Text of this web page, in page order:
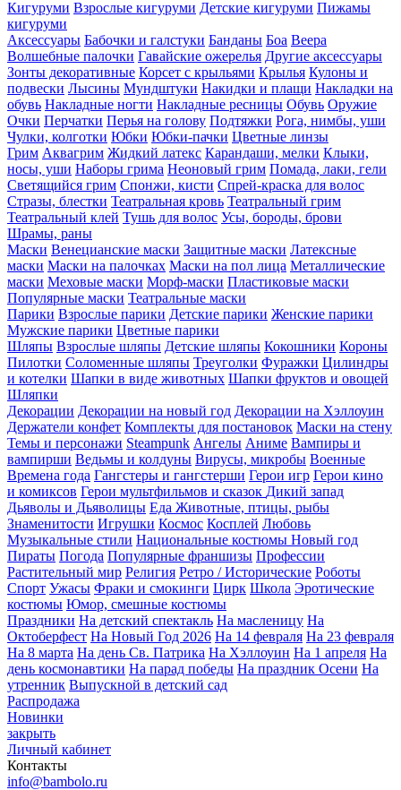
Кигуруми Взрослые кигуруми Детские кигуруми Пижамы
кигуруми
Аксессуары Бабочки и галстуки Банданы Боа Веера
Волшебные палочки Гавайские ожерелья Другие аксессуары
Зонты декоративные Корсет с крыльями Крылья Кулоны и
подвески Лысины Мундштуки Накидки и плащи Накладки на
обувь Накладные ногти Накладные ресницы Обувь Оружие
Очки Перчатки Перья на голову Подтяжки Рога, нимбы, уши
Чулки, колготки Юбки Юбки-пачки Цветные линзы
Грим Аквагрим Жидкий латекс Карандаши, мелки Клыки,
носы, уши Наборы грима Неоновый грим Помада, лаки, гели
Светящийся грим Спонжи, кисти Спрей-краска для волос
Стразы, блестки Театральная кровь Театральный грим
Театральный клей Тушь для волос Усы, бороды, брови
Шрамы, раны
Маски Венецианские маски Защитные маски Латексные
маски Маски на палочках Маски на пол лица Металлические
маски Меховые маски Морф-маски Пластиковые маски
Популярные маски Театральные маски
Парики Взрослые парики Детские парики Женские парики
Мужские парики Цветные парики
Шляпы Взрослые шляпы Детские шляпы Кокошники Короны
Пилотки Соломенные шляпы Треуголки Фуражки Цилиндры
и котелки Шапки в виде животных Шапки фруктов и овощей
Шляпки
Декорации Декорации на новый год Декорации на Хэллоуин
Держатели конфет Комплекты для постановок Маски на стену
Темы и персонажи Steampunk Ангелы Аниме Вампиры и
вампирши Ведьмы и колдуны Вирусы, микробы Военные
Времена года Гангстеры и гангстерши Герои игр Герои кино
и комиксов Герои мультфильмов и сказок Дикий запад
Дьяволы и Дьяволицы Еда Животные, птицы, рыбы
Знаменитости Игрушки Космос Косплей Любовь
Музыкальные стили Национальные костюмы Новый год
Пираты Погода Популярные франшизы Профессии
Растительный мир Религия Ретро / Исторические Роботы
Спорт Ужасы Фраки и смокинги Цирк Школа Эротические
костюмы Юмор, смешные костюмы
Праздники На детский спектакль На масленицу На
Октоберфест На Новый Год 2026 На 14 февраля На 23 февраля
На 8 марта На день Св. Патрика На Хэллоуин На 1 апреля На
день космонавтики На парад победы На праздник Осени На
утренник Выпускной в детский сад
Распродажа
Новинки
закрыть
Личный кабинет
Контакты
info@bambolo.ru